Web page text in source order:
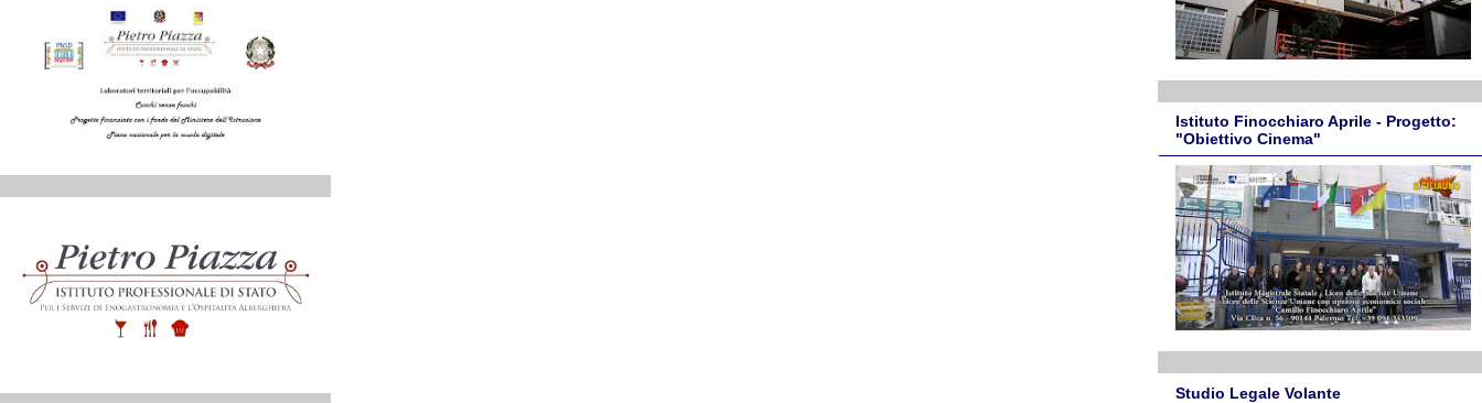
Istituto Finocchiaro Aprile - Progetto:
"Obiettivo Cinema"
Studio Legale Volante